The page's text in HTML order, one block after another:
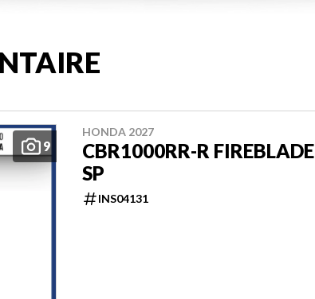
9
HONDA 2027
CBR1000RR-R FIREBLADE
SP
INS04131